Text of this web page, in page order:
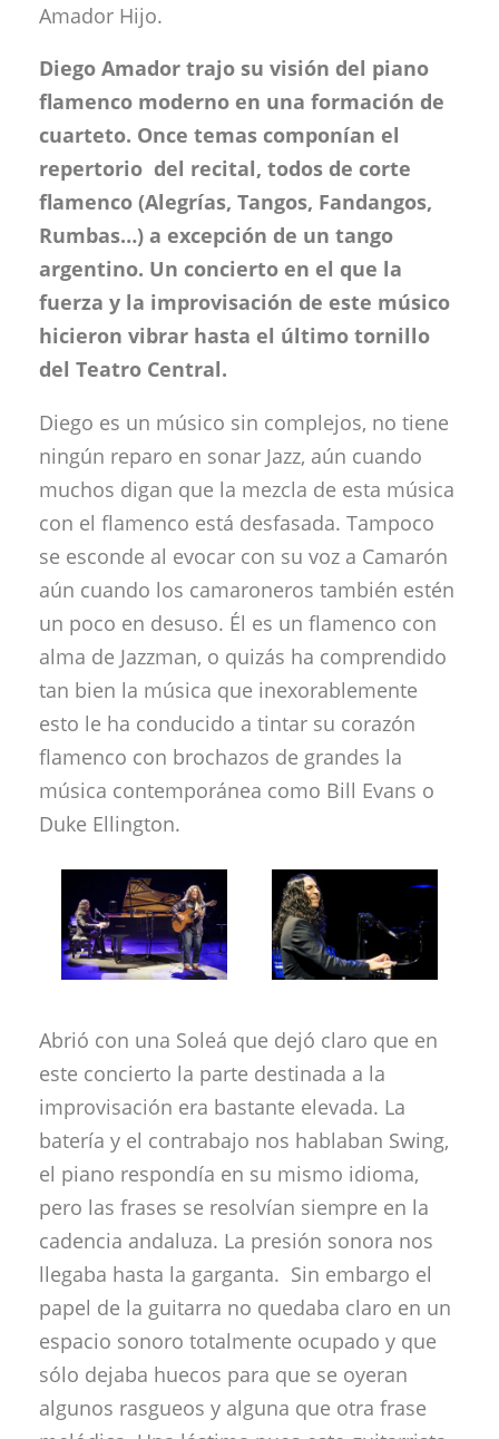
Amador Hijo.
Diego Amador trajo su visión del piano
flamenco moderno en una formación de
cuarteto. Once temas componían el
repertorio del recital, todos de corte
flamenco (Alegrías, Tangos, Fandangos,
Rumbas…) a excepción de un tango
argentino. Un concierto en el que la
fuerza y la improvisación de este músico
hicieron vibrar hasta el último tornillo
del Teatro Central.
Diego es un músico sin complejos, no tiene
ningún reparo en sonar Jazz, aún cuando
muchos digan que la mezcla de esta música
con el flamenco está desfasada. Tampoco
se esconde al evocar con su voz a Camarón
aún cuando los camaroneros también estén
un poco en desuso. Él es un flamenco con
alma de Jazzman, o quizás ha comprendido
tan bien la música que inexorablemente
esto le ha conducido a tintar su corazón
flamenco con brochazos de grandes la
música contemporánea como Bill Evans o
Duke Ellington.
Abrió con una Soleá que dejó claro que en
este concierto la parte destinada a la
improvisación era bastante elevada. La
batería y el contrabajo nos hablaban Swing,
el piano respondía en su mismo idioma,
pero las frases se resolvían siempre en la
cadencia andaluza. La presión sonora nos
llegaba hasta la garganta. Sin embargo el
papel de la guitarra no quedaba claro en un
espacio sonoro totalmente ocupado y que
sólo dejaba huecos para que se oyeran
algunos rasgueos y alguna que otra frase